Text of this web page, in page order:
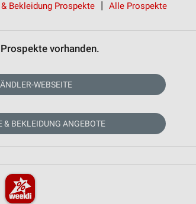
Bekleidung Prospekte Alle Prospekte
vorhanden.
WEBSEITE
& BEKLEIDUNG ANGEBOTE